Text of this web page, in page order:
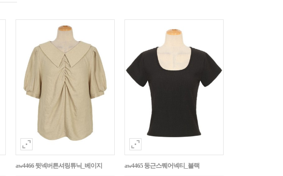
aw4466 뒷넥버튼셔링튜닉_베이지 aw4465 둥근스퀘어넥티_블랙